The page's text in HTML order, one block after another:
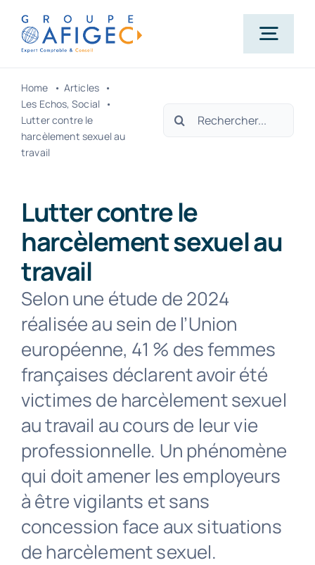
Passer
contenu
Nos métiers
Actualités
Carrière
Contact
Home
Articles
Les Echos Social
Lutter contre le
harcèlement sexuel au
travail
Rechercher:
Lutter contre le
harcèlement sexuel au
travail
Selon une étude de 2024
réalisée au sein de l’Union
européenne, 41 % des femmes
françaises déclarent avoir été
victimes de harcèlement sexuel
au travail au cours de leur vie
professionnelle. Un phénomène
qui doit amener les employeurs
à être vigilants et sans
concession face aux situations
de harcèlement sexuel.